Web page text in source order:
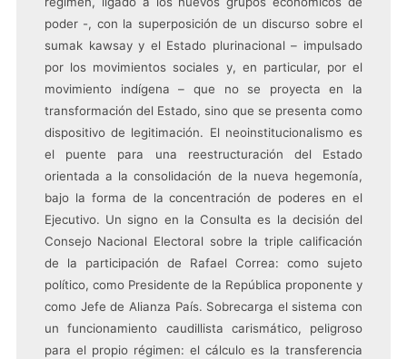
poder -, con la superposición de un discurso sobre el
sumak kawsay y el Estado plurinacional – impulsado
por los movimientos sociales y, en particular, por el
movimiento indígena – que no se proyecta en la
transformación del Estado, sino que se presenta como
dispositivo de legitimación. El neoinstitucionalismo es
el puente para una reestructuración del Estado
orientada a la consolidación de la nueva hegemonía,
bajo la forma de la concentración de poderes en el
Ejecutivo. Un signo en la Consulta es la decisión del
Consejo Nacional Electoral sobre la triple calificación
de la participación de Rafael Correa: como sujeto
político, como Presidente de la República proponente y
como Jefe de Alianza País. Sobrecarga el sistema con
un funcionamiento caudillista carismático, peligroso
para el propio régimen: el cálculo es la transferencia